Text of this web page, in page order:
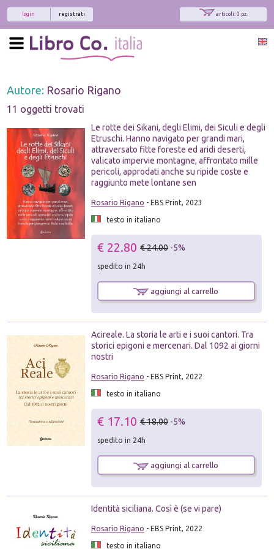
articoli: 0 pz.
registrati
login
Autore: Rosario Rigano
11 oggetti trovati
Le rotte dei Sikani, degli Elimi, dei Siculi e degli
Etruschi. Hanno navigato per grandi mari,
attraversato fitte foreste ed aridi deserti,
valicato impervie montagne, affrontato mille
pericoli, approdati anche su ripide coste e
raggiunto mete lontane sen
Rosario Rigano - EBS Print, 2023
testo in italiano
€ 22.80 € 24.00 -5%
spedito in 24h
aggiungi al carrello
Acireale. La storia le arti e i suoi cantori. Tra
storici epigoni e mercenari. Dal 1092 ai giorni
nostri
Rosario Rigano - EBS Print, 2022
testo in italiano
€ 17.10 € 18.00 -5%
spedito in 24h
aggiungi al carrello
Identità siciliana. Così è (se vi pare)
Rosario Rigano - EBS Print, 2022
testo in italiano